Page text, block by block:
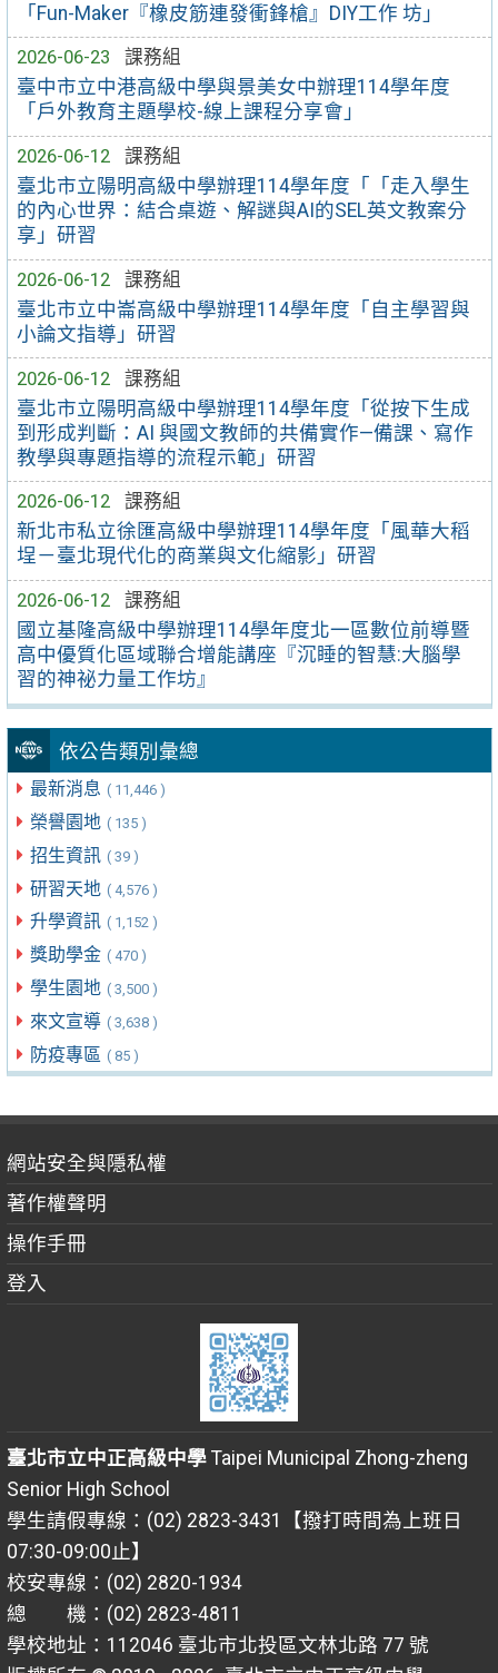
「Fun-Maker『橡皮筋連發衝鋒槍』DIY工作 坊」
2026-06-23
課務組
臺中市立中港高級中學與景美女中辦理114學年度
「戶外教育主題學校-線上課程分享會」
2026-06-12
課務組
臺北市立陽明高級中學辦理114學年度「「走入學生
的內心世界：結合桌遊、解謎與AI的SEL英文教案分
享」研習
2026-06-12
課務組
臺北市立中崙高級中學辦理114學年度「自主學習與
小論文指導」研習
2026-06-12
課務組
臺北市立陽明高級中學辦理114學年度「從按下生成
到形成判斷：AI 與國文教師的共備實作—備課、寫作
教學與專題指導的流程示範」研習
2026-06-12
課務組
新北市私立徐匯高級中學辦理114學年度「風華大稻
埕－臺北現代化的商業與文化縮影」研習
2026-06-12
課務組
國立基隆高級中學辦理114學年度北一區數位前導暨
高中優質化區域聯合增能講座『沉睡的智慧:大腦學
習的神祕力量工作坊』
依公告類別彙總
最新消息 ( 11,446 )
榮譽園地 ( 135 )
招生資訊 ( 39 )
研習天地 ( 4,576 )
升學資訊 ( 1,152 )
獎助學金 ( 470 )
學生園地 ( 3,500 )
來文宣導 ( 3,638 )
防疫專區 ( 85 )
網站安全與隱私權
著作權聲明
操作手冊
登入
臺北市立中正高級中學Taipei Municipal Zhong-zheng
Senior High School
學生請假專線：(02) 2823-3431【撥打時間為上班日
07:30-09:00止】
校安專線：(02) 2820-1934
總 機：(02) 2823-4811
學校地址：112046 臺北市北投區文林北路 77 號